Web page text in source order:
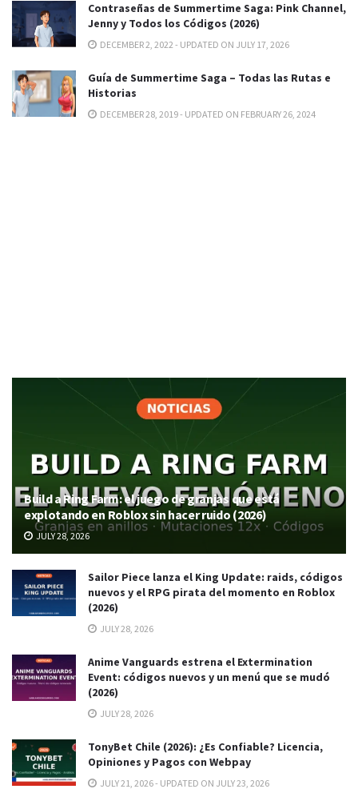
Contraseñas de Summertime Saga: Pink Channel,
Jenny y Todos los Códigos (2026)
DECEMBER 2, 2022 - UPDATED ON JULY 17, 2026
Guía de Summertime Saga – Todas las Rutas e
Historias
DECEMBER 28, 2019 - UPDATED ON FEBRUARY 26, 2024
Build a Ring Farm: el juego de granjas que está
explotando en Roblox sin hacer ruido (2026)
JULY 28, 2026
Sailor Piece lanza el King Update: raids, códigos
nuevos y el RPG pirata del momento en Roblox
(2026)
JULY 28, 2026
Anime Vanguards estrena el Extermination
Event: códigos nuevos y un menú que se mudó
(2026)
JULY 28, 2026
TonyBet Chile (2026): ¿Es Confiable? Licencia,
Opiniones y Pagos con Webpay
JULY 21, 2026 - UPDATED ON JULY 23, 2026